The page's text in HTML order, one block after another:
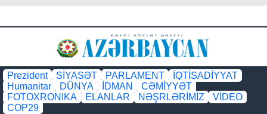
Prezident SİYASƏT PARLAMENT
İQTİSADİYYAT
Humanitar
DÜNYA İDMAN
CƏMİYYƏT
FOTOXRONIKA
ELANLAR NƏŞRLƏRİMİZ
VİDEO
COP29